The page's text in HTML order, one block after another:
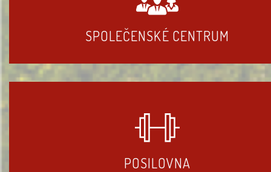
SPOLEČENSKÉ CENTRUM
POSILOVNA